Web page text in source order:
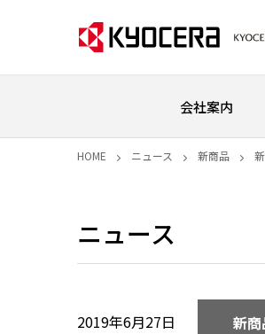
会社案内
HOME ニュース 新商品
ニュース
2019年6月27日 新商